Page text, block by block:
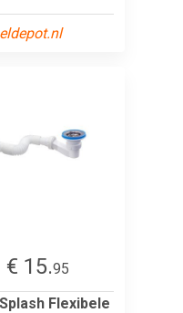
€ 15.95
Flexibele